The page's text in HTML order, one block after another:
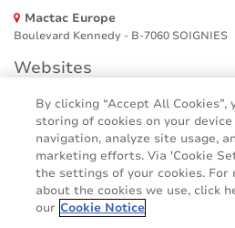
Mactac Europe
Boulevard Kennedy - B-7060 SOIGNIES
Websites
Mactac creative awards
www.mactaccreativeawards.com
© 2016 - 2026
Glosario Cookie Policy
By clicking “Accept All Cookies”,
storing of cookies on your
navigation, analyze site usage,
marketing efforts. Via 'Cookie
the settings of your cookies. For
about the cookies we use, click
our Cookie Notice